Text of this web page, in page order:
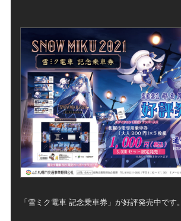
「雪ミク電車 記念乗車券」が好評発売中です。